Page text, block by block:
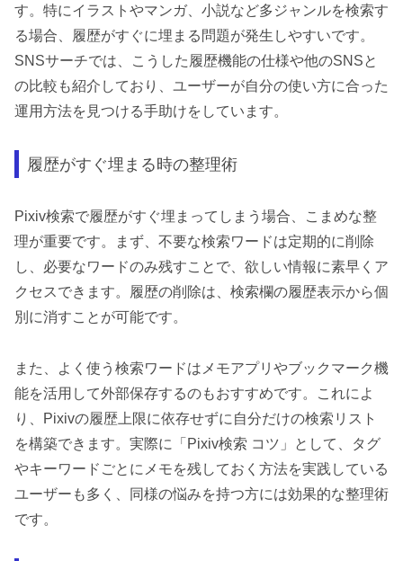
す。特にイラストやマンガ、小説など多ジャンルを検索す
る場合、履歴がすぐに埋まる問題が発生しやすいです。
SNSサーチでは、こうした履歴機能の仕様や他のSNSと
の比較も紹介しており、ユーザーが自分の使い方に合った
運用方法を見つける手助けをしています。
履歴がすぐ埋まる時の整理術
Pixiv検索で履歴がすぐ埋まってしまう場合、こまめな整
理が重要です。まず、不要な検索ワードは定期的に削除
し、必要なワードのみ残すことで、欲しい情報に素早くア
クセスできます。履歴の削除は、検索欄の履歴表示から個
別に消すことが可能です。
また、よく使う検索ワードはメモアプリやブックマーク機
能を活用して外部保存するのもおすすめです。これによ
り、Pixivの履歴上限に依存せずに自分だけの検索リスト
を構築できます。実際に「Pixiv検索 コツ」として、タグ
やキーワードごとにメモを残しておく方法を実践している
ユーザーも多く、同様の悩みを持つ方には効果的な整理術
です。